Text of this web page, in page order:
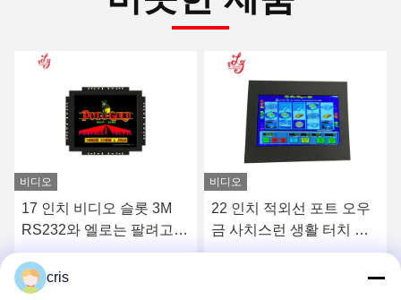
비디오
22 인치 적외선 포트 오우
금 사치스런 생활 터치 스
크린
최상의 가격을 얻으세요
POG ㅋㅋㅋ 기계 루이에
트 게임기를 위한 LED 라
이트와 23.6 인치 PCAP 터
최상의 가격을 얻으세요
cris